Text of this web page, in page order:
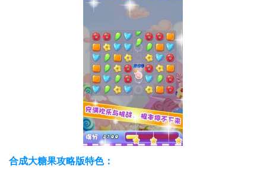
合成大糖果攻略版特色：